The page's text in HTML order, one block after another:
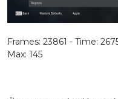
Frames: 23861 - Time:
Max: 145